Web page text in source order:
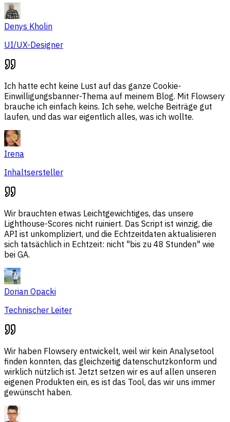
Denys Kholin
UI/UX-Designer
Ich hatte echt keine Lust auf das ganze Cookie-
Einwilligungsbanner-Thema auf meinem Blog. Mit Flowsery
brauche ich einfach keins. Ich sehe, welche Beiträge gut
laufen, und das war eigentlich alles, was ich wollte.
Irena
Inhaltsersteller
Wir brauchten etwas Leichtgewichtiges, das unsere
Lighthouse-Scores nicht ruiniert. Das Script ist winzig, die
API ist unkompliziert, und die Echtzeitdaten aktualisieren
sich tatsächlich in Echtzeit: nicht "bis zu 48 Stunden" wie
bei GA.
Dorian Opacki
Technischer Leiter
Wir haben Flowsery entwickelt, weil wir kein Analysetool
finden konnten, das gleichzeitig datenschutzkonform und
wirklich nützlich ist. Jetzt setzen wir es auf allen unseren
eigenen Produkten ein, es ist das Tool, das wir uns immer
gewünscht haben.